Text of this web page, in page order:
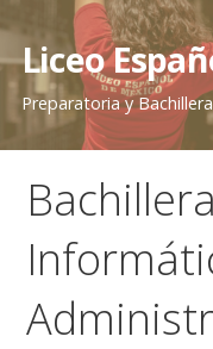
contenido
Liceo
Preparatoria y